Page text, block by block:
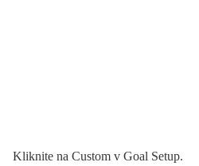
Kliknite na Custom v Goal Setup.